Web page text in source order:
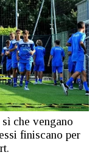
che vengano
finiscano per